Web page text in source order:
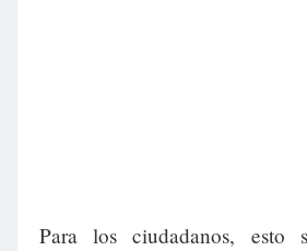
Para los ciudadanos, esto